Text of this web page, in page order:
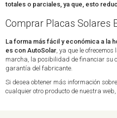
totales o parciales, ya que, esto
Comprar Placas Solares
La forma más fácil y económica a la
es con AutoSolar, ya que le
marcha, la posibilidad de financiar su
garantía del fabricante.
Si desea obtener más información
cualquier otro producto de nuestra